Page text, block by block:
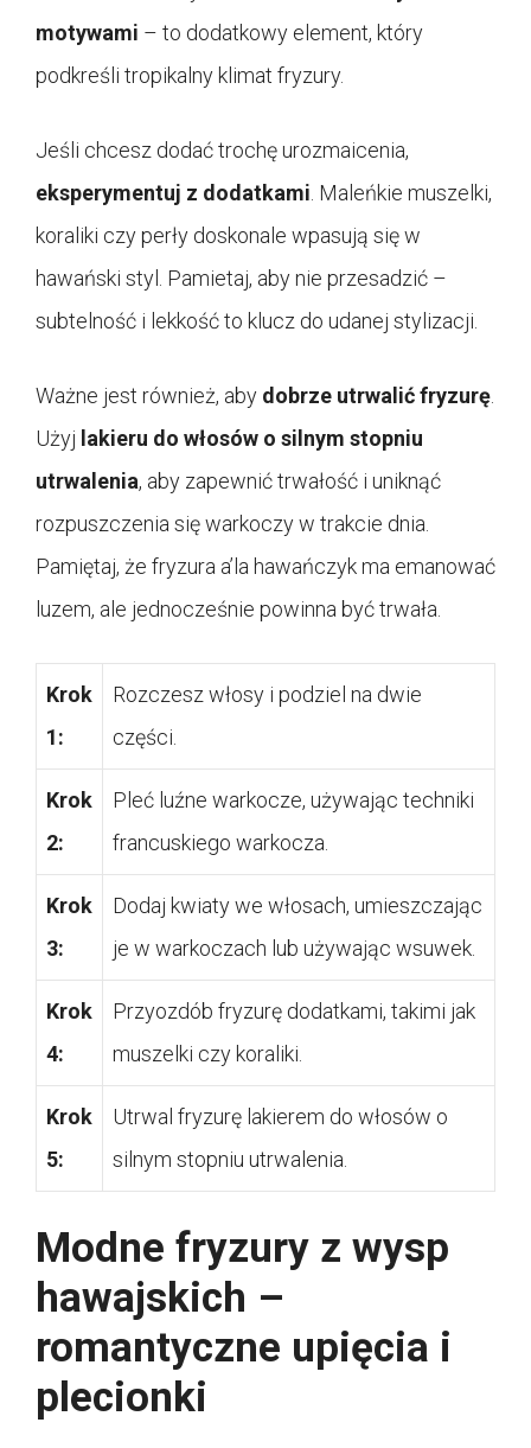
motywami – to dodatkowy element, który
podkreśli tropikalny klimat fryzury.
Jeśli chcesz dodać trochę urozmaicenia,
eksperymentuj z dodatkami . Maleńkie muszelki,
koraliki czy perły doskonale wpasują się w
hawański styl. Pamietaj, aby nie przesadzić –
subtelność i lekkość to klucz do udanej stylizacji.
Ważne jest również, aby dobrze utrwalić fryzurę
Użyj lakieru do włosów o silnym stopniu
utrwalenia, aby zapewnić trwałość i uniknąć
rozpuszczenia się warkoczy w trakcie dnia.
Pamiętaj, że fryzura a’la hawańczyk ma emanować
luzem, ale jednocześnie powinna być trwała.
Krok
1:
Rozczesz włosy i podziel na dwie
części.
Krok
2:
Pleć luźne warkocze, używając techniki
francuskiego warkocza.
Krok
3:
Dodaj kwiaty we włosach, umieszczając
je w warkoczach lub używając wsuwek.
Krok
4:
Przyozdób fryzurę dodatkami, takimi jak
muszelki czy koraliki.
Krok
5:
Utrwal fryzurę lakierem do włosów o
silnym stopniu utrwalenia.
Modne fryzury z wysp
hawajskich –
romantyczne upięcia i
plecionki